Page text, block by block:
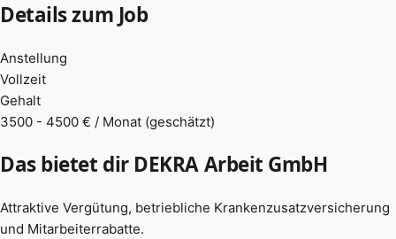
Details zum Job
Anstellung
Vollzeit
Gehalt
3500 - 4500 € / Monat (geschätzt)
Das bietet dir DEKRA Arbeit GmbH
Attraktive Vergütung, betriebliche Krankenzusatzversicherung
und Mitarbeiterrabatte.